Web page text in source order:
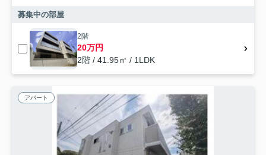
募集中の部屋
2階
20万円
2階 / 41.95㎡ / 1LDK
アパート